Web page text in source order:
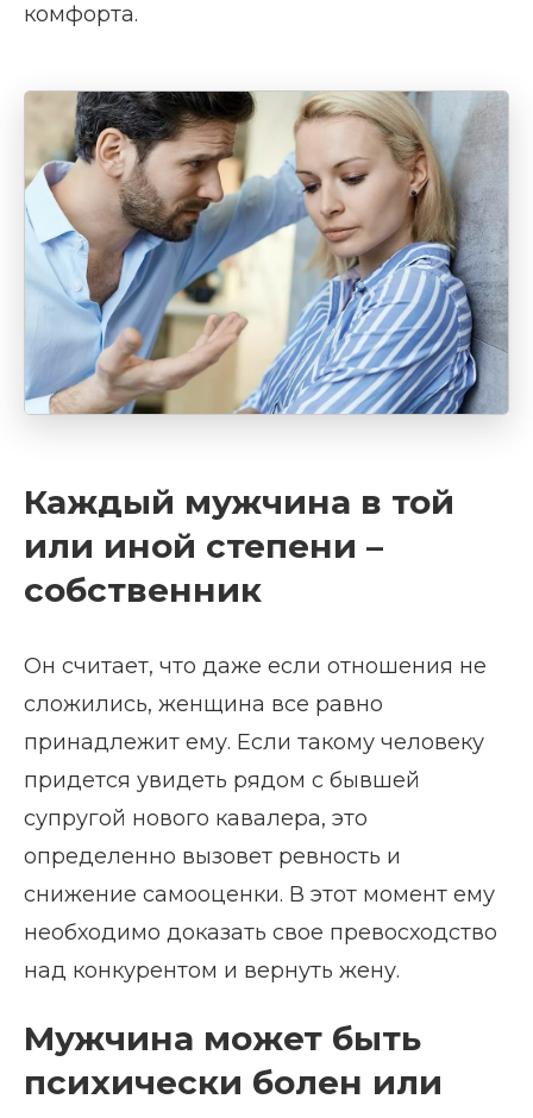
комфорта.
Каждый мужчина в той
или иной степени –
собственник
Он считает, что даже если отношения не
сложились, женщина все равно
принадлежит ему. Если такому человеку
придется увидеть рядом с бывшей
супругой нового кавалера, это
определенно вызовет ревность и
снижение самооценки. В этот момент ему
необходимо доказать свое превосходство
над конкурентом и вернуть жену.
Мужчина может быть
психически болен или